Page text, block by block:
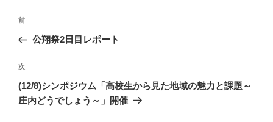
投
ナ
ビ
ゲ
ー
前
の
稿
前
公翔祭2日目レポート
次
の
投
次
(12/8)シンポジウム「高校生から見た地域の魅力と課題～
庄内どうでしょう～」開催